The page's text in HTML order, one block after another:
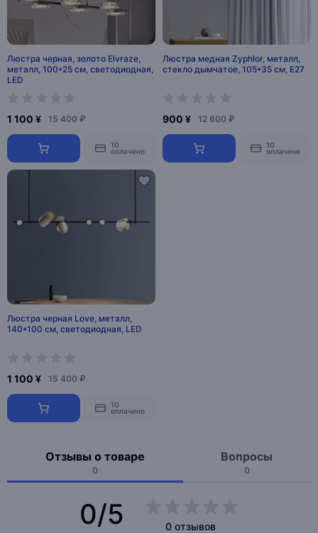
Люстра черная, золото Elvraze,
металл, 100*25 см, светодиодная,
LED
1 100 ¥ 15 400 ₽
10
оплачено
Люстра медная Zyphlor, металл,
стекло дымчатое, 105*35 см, Е27
900 ¥ 12 600 ₽
10
оплачено
Люстра черная Love, металл,
140*100 см, светодиодная, LED
1 100 ¥ 15 400 ₽
10
оплачено
Отзывы о товаре
0
Вопросы
0
0/5
0 отзывов